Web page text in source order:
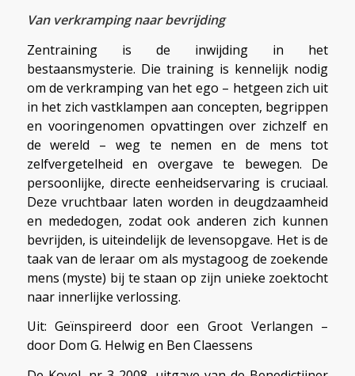
Van verkramping naar bevrijding
Zentraining is de inwijding in het
bestaansmysterie. Die training is kennelijk nodig
om de verkramping van het ego – hetgeen zich uit
in het zich vastklampen aan concepten, begrippen
en vooringenomen opvattingen over zichzelf en
de wereld – weg te nemen en de mens tot
zelfvergetelheid en overgave te bewegen. De
persoonlijke, directe eenheidservaring is cruciaal.
Deze vruchtbaar laten worden in deugdzaamheid
en mededogen, zodat ook anderen zich kunnen
bevrijden, is uiteindelijk de levensopgave. Het is de
taak van de leraar om als mystagoog de zoekende
mens (myste) bij te staan op zijn unieke zoektocht
naar innerlijke verlossing.
Uit: Geïnspireerd door een Groot Verlangen –
door Dom G. Helwig en Ben Claessens